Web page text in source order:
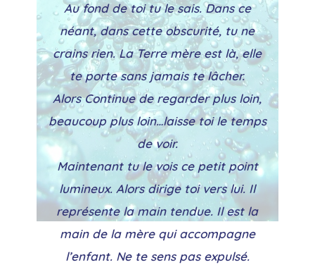
Au fond de toi tu le sais. Dans ce
néant, dans cette obscurité, tu ne
crains rien. La Terre mère est là, elle
te porte sans jamais te lâcher.
Alors Continue de regarder plus loin,
beaucoup plus loin…laisse toi le temps
de voir.
Maintenant tu le vois ce petit point
lumineux. Alors dirige toi vers lui. Il
représente la main tendue. Il est la
main de la mère qui accompagne
l’enfant. Ne te sens pas expulsé.